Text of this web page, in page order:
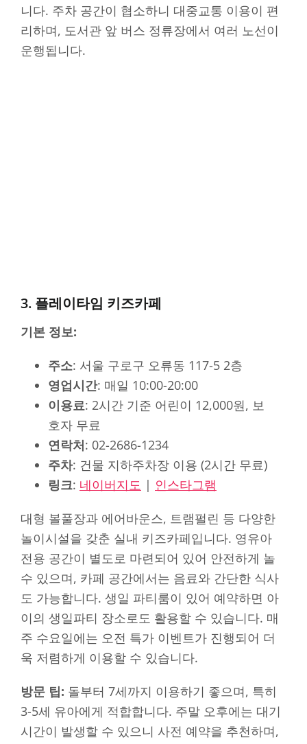
니다. 주차 공간이 협소하니 대중교통 이용이 편
리하며, 도서관 앞 버스 정류장에서 여러 노선이
운행됩니다.
3. 플레이타임 키즈카페
기본 정보:
주소: 서울 구로구 오류동 117-5 2층
영업시간: 매일 10:00-20:00
이용료: 2시간 기준 어린이 12,000원, 보
호자 무료
연락처: 02-2686-1234
주차: 건물 지하주차장 이용 (2시간 무료)
링크: 네이버지도 | 인스타그램
대형 볼풀장과 에어바운스, 트램펄린 등 다양한
놀이시설을 갖춘 실내 키즈카페입니다. 영유아
전용 공간이 별도로 마련되어 있어 안전하게 놀
수 있으며, 카페 공간에서는 음료와 간단한 식사
도 가능합니다. 생일 파티룸이 있어 예약하면 아
이의 생일파티 장소로도 활용할 수 있습니다. 매
주 수요일에는 오전 특가 이벤트가 진행되어 더
욱 저렴하게 이용할 수 있습니다.
방문 팁: 돌부터 7세까지 이용하기 좋으며, 특히
3-5세 유아에게 적합합니다. 주말 오후에는 대기
시간이 발생할 수 있으니 사전 예약을 추천하며,